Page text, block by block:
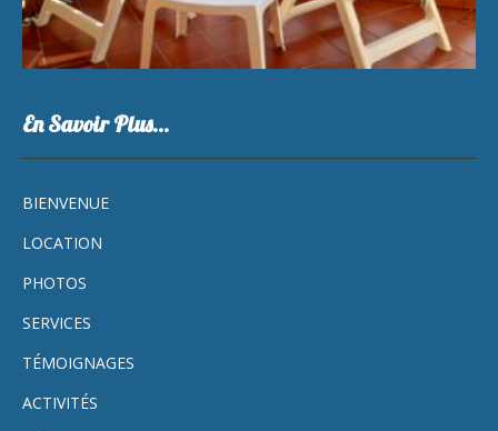
En Savoir Plus…
BIENVENUE
LOCATION
PHOTOS
SERVICES
TÉMOIGNAGES
ACTIVITÉS